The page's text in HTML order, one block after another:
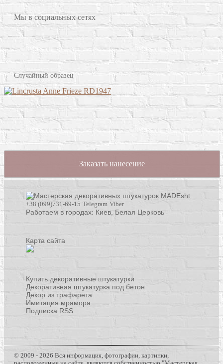
Мы в социальных сетях
Случайный образец
Заказать нанесение
+38 (099)731-69-15 Telegram Viber
Работаем в городах: Киев, Белая Церковь
Карта сайта
Купить декоративные штукатурки
Декоративная штукатурка под бетон
Декор из трафарета
Имитация мрамора
Подписка RSS
© 2009 - 2026 Вся информация, фотографии, картинки,